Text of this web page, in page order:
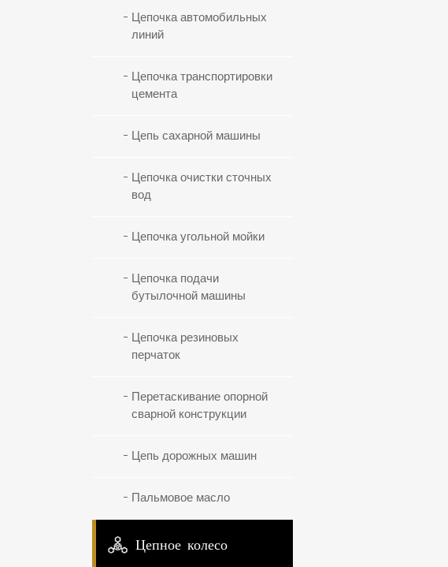
Цепочка автомобильных
линий
Цепочка транспортировки
цемента
Цепь сахарной машины
Цепочка очистки сточных
вод
Цепочка угольной мойки
Цепочка подачи
бутылочной машины
Цепочка резиновых
перчаток
Перетаскивание опорной
сварной конструкции
Цепь дорожных машин
Пальмовое масло
Цепное колесо